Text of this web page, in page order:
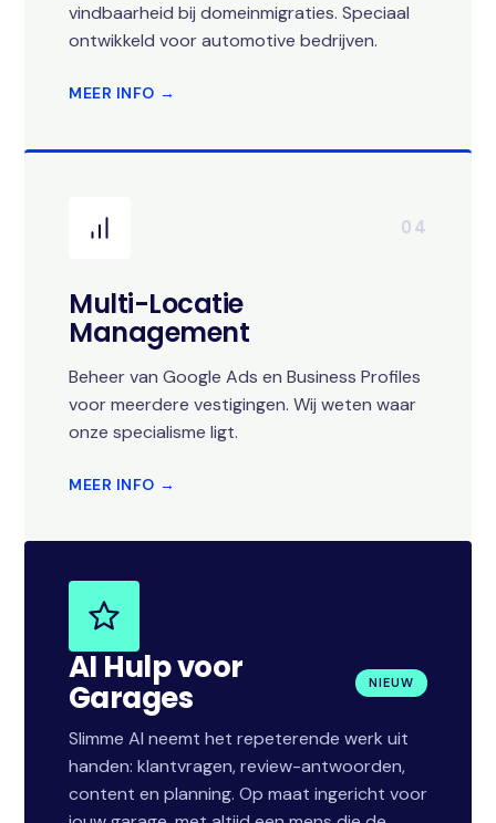
vindbaarheid bij domeinmigraties. Speciaal
ontwikkeld voor automotive bedrijven.
MEER INFO →
04
Multi-Locatie
Management
Beheer van Google Ads en Business Profiles
voor meerdere vestigingen. Wij weten waar
onze specialisme ligt.
MEER INFO →
AI Hulp voor
Garages NIEUW
Slimme AI neemt het repeterende werk uit
handen: klantvragen, review-antwoorden,
content en planning. Op maat ingericht voor